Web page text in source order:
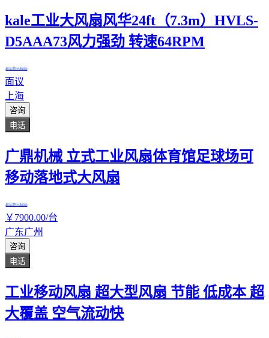
kale工业大风扇风华24ft（7.3m）HVLS-
D5AAA73风力强劲 转速64RPM
真实性已核验
面议
上海
咨询
电话
广鼎机械 立式工业风扇体育馆足球场可
移动落地式大风扇
真实性已核验
￥ 7900.00/台
广东广州
咨询
电话
工业移动风扇 超大型风扇 节能 低成本 超
大覆盖 空气流动快